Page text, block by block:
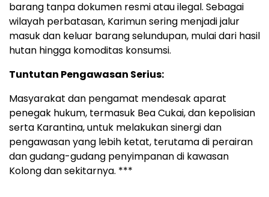
barang tanpa dokumen resmi atau ilegal. Sebagai
wilayah perbatasan, Karimun sering menjadi jalur
masuk dan keluar barang selundupan, mulai dari hasil
hutan hingga komoditas konsumsi.
Tuntutan Pengawasan Serius:
Masyarakat dan pengamat mendesak aparat
penegak hukum, termasuk Bea Cukai, dan kepolisian
serta Karantina, untuk melakukan sinergi dan
pengawasan yang lebih ketat, terutama di perairan
dan gudang-gudang penyimpanan di kawasan
Kolong dan sekitarnya. ***